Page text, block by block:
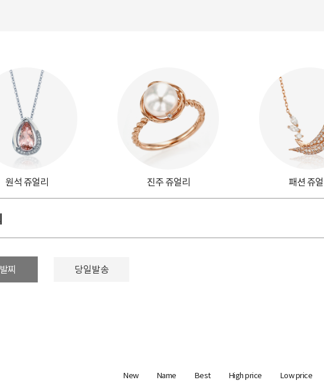
원석 쥬얼리 진주 쥬얼리 패션 쥬
찌 당일발송
New Name Best High price Low price